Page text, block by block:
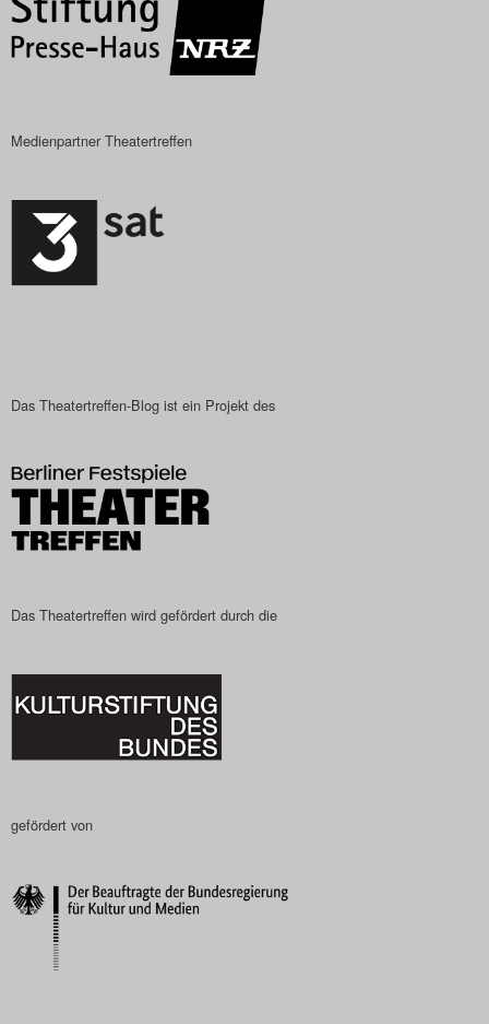
Medienpartner Theatertreffen
Das Theatertreffen-Blog ist ein Projekt des
Das Theatertreffen wird gefördert durch die
gefördert von